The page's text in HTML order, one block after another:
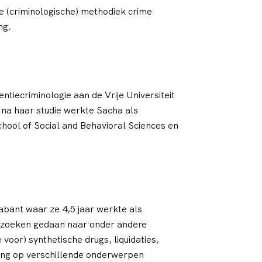
(criminologische) methodiek crime
aan de Vrije Universiteit
haar studie werkte Sacha als
of Social and Behavioral Sciences en
waar ze 4,5 jaar werkte als
gedaan naar onder andere
synthetische drugs, liquidaties,
op verschillende onderwerpen